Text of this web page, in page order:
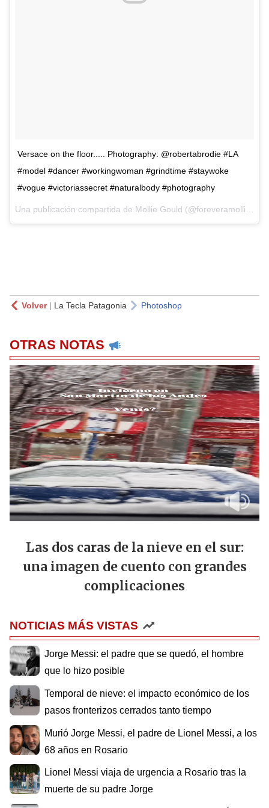
Versace on the floor..... Photography: @robertabrodie #LA
#model #dancer #workingwoman #grindtime #staywoke
#vogue #victoriassecret #naturalbody #photography
Una publicación compartida de Mollie Gould (@foreveramollie) el
Volver| La Tecla Patagonia Photoshop
OTRAS NOTAS
Las dos caras de la nieve en el sur:
una imagen de cuento con grandes
complicaciones
NOTICIAS MÁS VISTAS
Jorge Messi: el padre que se quedó, el hombre
que lo hizo posible
Temporal de nieve: el impacto económico de los
pasos fronterizos cerrados tanto tiempo
Murió Jorge Messi, el padre de Lionel Messi, a los
68 años en Rosario
Lionel Messi viaja de urgencia a Rosario tras la
muerte de su padre Jorge